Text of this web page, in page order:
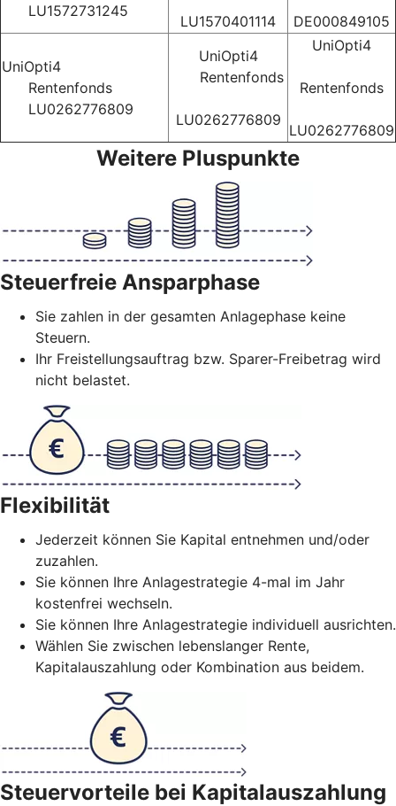
LU1572731245
LU1570401114 DE000849105
UniOpti4
Rentenfonds
LU0262776809
UniOpti4
Rentenfonds
LU0262776809
UniOpti4
Rentenfonds
LU0262776809
Weitere Pluspunkte
Steuerfreie Ansparphase
Sie zahlen in der gesamten Anlagephase keine
Steuern.
Ihr Freistellungsauftrag bzw. Sparer-Freibetrag wird
nicht belastet.
Flexibilität
Jederzeit können Sie Kapital entnehmen und/oder
zuzahlen.
Sie können Ihre Anlagestrategie 4-mal im Jahr
kostenfrei wechseln.
Sie können Ihre Anlagestrategie individuell ausrichten.
Wählen Sie zwischen lebenslanger Rente,
Kapitalauszahlung oder Kombination aus beidem.
Steuervorteile bei Kapitalauszahlung